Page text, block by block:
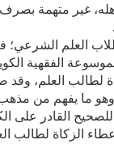
غير متهمة
العلم الشرعي؛
الفقهية
لطالب العلم، وقد
وهو ما يفهم من مذهب
للصحيح القادر
الزكاة لطالب